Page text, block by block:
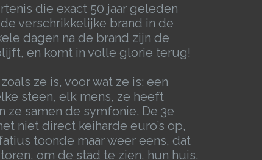
die exact 50 jaar geleden
verschrikkelijke brand in de
dagen na de brand zijn de
en komt in volle glorie terug!
ze is, voor wat ze is: een
steen, elk mens, ze heeft
samen de symfonie. De 3e
niet direct keiharde euro’s op,
toonde maar weer eens, dat
om de stad te zien, hun huis,